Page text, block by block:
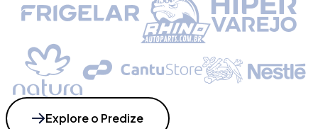
Explore o Predize